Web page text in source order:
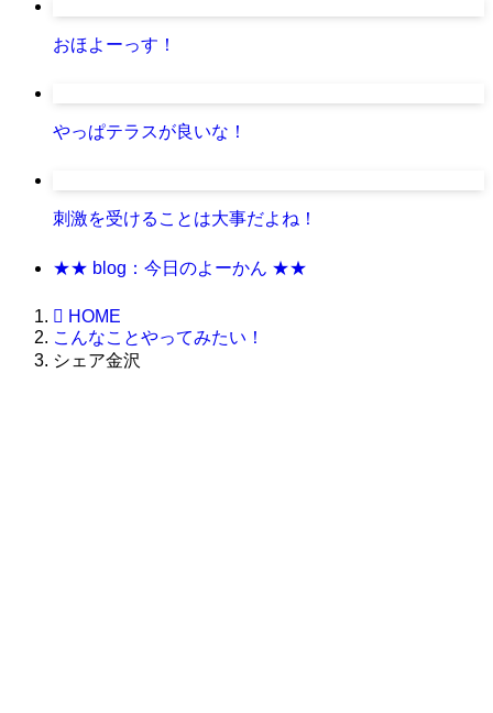
おほよーっす！
やっぱテラスが良いな！
刺激を受けることは大事だよね！
★★ blog：今日のよーかん ★★
HOME
こんなことやってみたい！
シェア金沢